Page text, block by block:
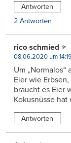
Antworten
2 Antworten
rico schmied
08.06.2020 um 14:19
Um
Eier wie
braucht es Eier
Kokusnüsse
Antworten